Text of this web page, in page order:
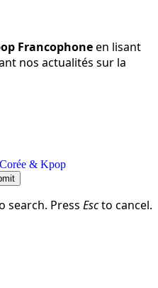
Francophoneen lisant
nos actualités sur la
Corée & Kpop
search. Press Escto cancel.